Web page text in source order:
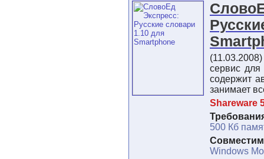
(11.03.2008)
сервис
содержит
занимает
Shareware
500 Кб
Windows